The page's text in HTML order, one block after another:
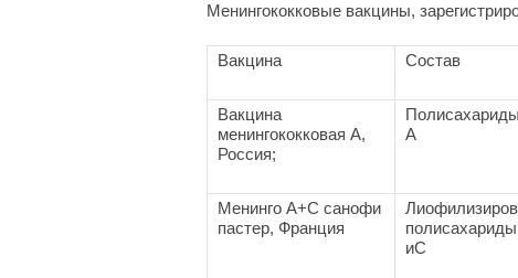
Менингококковые вакцины,
Вакцина Состав
Вакцина
менингококковая А,
Россия;
А
Менинго А+С санофи
пастер, Франция
иС